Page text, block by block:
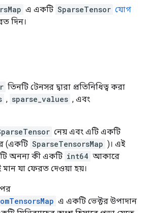
এ একটি SparseTensor যোগ
দিন।
তিনটি টেনসর দ্বারা প্রতিনিধিত্ব করা
, sparse_values ​​, এবং
নেয় এবং এটি একটি
(একটি SparseTensorsMap )। এই
অনন্য কী একটি int64 আকারে
যা ফেরত দেওয়া হয়।
এ একটি ভেক্টর উপাদান